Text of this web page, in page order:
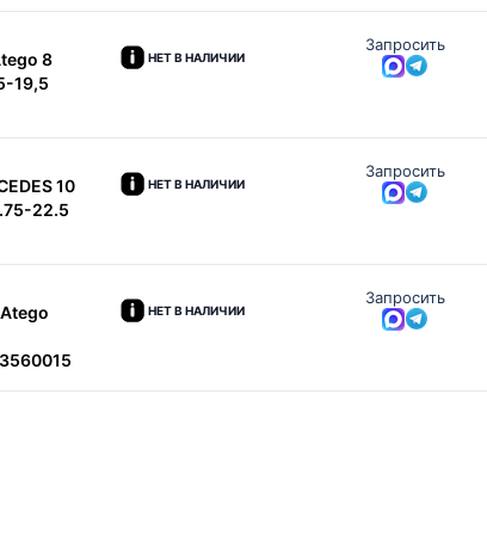
8
19,5
НЕТ В НАЛИЧИИ
Запросить
10
22.5
НЕТ В НАЛИЧИИ
Запросить
НЕТ В НАЛИЧИИ
Запросить